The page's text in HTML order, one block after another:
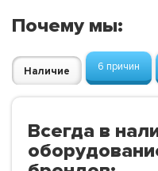
Почему мы:
Наличие 6 причин
Всегда в